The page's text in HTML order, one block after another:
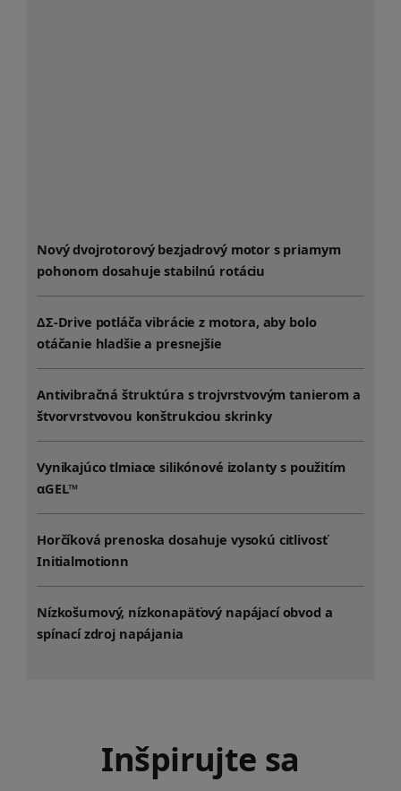
Nový dvojrotorový bezjadrový motor s priamym
pohonom dosahuje stabilnú rotáciu
ΔΣ-Drive potláča vibrácie z motora, aby bolo
otáčanie hladšie a presnejšie
Antivibračná štruktúra s trojvrstvovým tanierom a
štvorvrstvovou konštrukciou skrinky
Vynikajúco tlmiace silikónové izolanty s použitím
αGEL™
Horčíková prenoska dosahuje vysokú citlivosť
Initialmotionn
Nízkošumový, nízkonapäťový napájací obvod a
spínací zdroj napájania
Inšpirujte sa